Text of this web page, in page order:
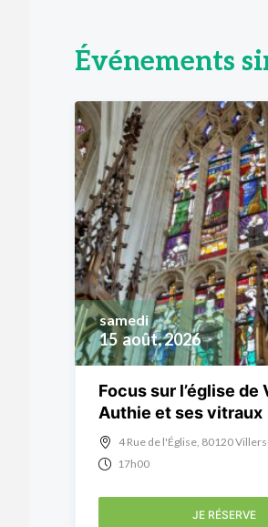
Événements
15 août, 2026
samedi
Focus sur l’église
Authie et ses vitraux
4 Rue de l'Église, 80120
17h00
JE RÉSERVE